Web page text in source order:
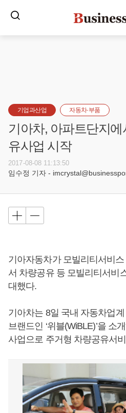
기업과산업 자동차·부품
기아차, 아파트단지
유사업 시작
2017-08-08 11:13:50
임수정 기자 -
기아자동차가 모빌리티서비
서 차량공유 등 모빌리티서비
대했다.
기아차는 8일 국내 자동차업
브랜드인 ‘위블(WiBLE)’을 소
사업으로 주거형 차량공유서